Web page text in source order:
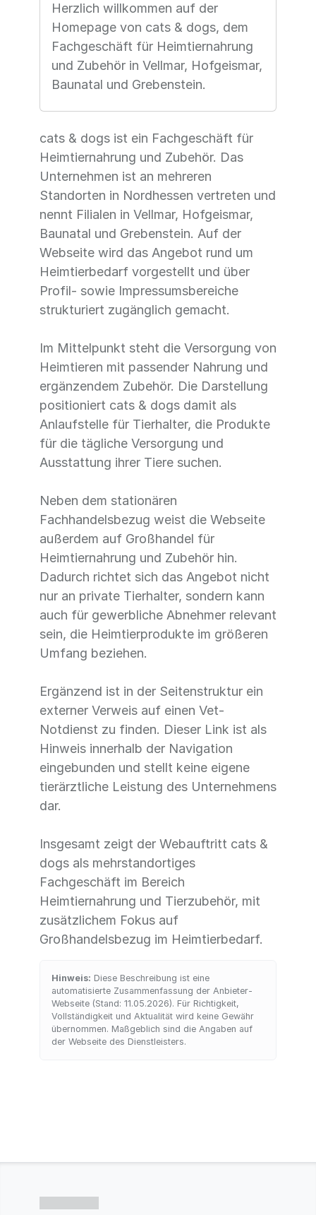
Herzlich willkommen auf der
Homepage von cats & dogs, dem
Fachgeschäft für Heimtiernahrung
und Zubehör in Vellmar, Hofgeismar,
Baunatal und Grebenstein.
cats & dogs ist ein Fachgeschäft für
Heimtiernahrung und Zubehör. Das
Unternehmen ist an mehreren
Standorten in Nordhessen vertreten und
nennt Filialen in Vellmar, Hofgeismar,
Baunatal und Grebenstein. Auf der
Webseite wird das Angebot rund um
Heimtierbedarf vorgestellt und über
Profil- sowie Impressumsbereiche
strukturiert zugänglich gemacht.
Im Mittelpunkt steht die Versorgung von
Heimtieren mit passender Nahrung und
ergänzendem Zubehör. Die Darstellung
positioniert cats & dogs damit als
Anlaufstelle für Tierhalter, die Produkte
für die tägliche Versorgung und
Ausstattung ihrer Tiere suchen.
Neben dem stationären
Fachhandelsbezug weist die Webseite
außerdem auf Großhandel für
Heimtiernahrung und Zubehör hin.
Dadurch richtet sich das Angebot nicht
nur an private Tierhalter, sondern kann
auch für gewerbliche Abnehmer relevant
sein, die Heimtierprodukte im größeren
Umfang beziehen.
Ergänzend ist in der Seitenstruktur ein
externer Verweis auf einen Vet-
Notdienst zu finden. Dieser Link ist als
Hinweis innerhalb der Navigation
eingebunden und stellt keine eigene
tierärztliche Leistung des Unternehmens
dar.
Insgesamt zeigt der Webauftritt cats &
dogs als mehrstandortiges
Fachgeschäft im Bereich
Heimtiernahrung und Tierzubehör, mit
zusätzlichem Fokus auf
Großhandelsbezug im Heimtierbedarf.
Hinweis: Diese Beschreibung ist eine
automatisierte Zusammenfassung der Anbieter-
Webseite (Stand: 11.05.2026). Für Richtigkeit,
Vollständigkeit und Aktualität wird keine Gewähr
übernommen. Maßgeblich sind die Angaben auf
der Webseite des Dienstleisters.